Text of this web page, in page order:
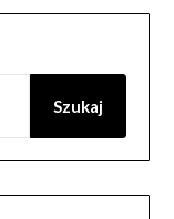
Szukaj